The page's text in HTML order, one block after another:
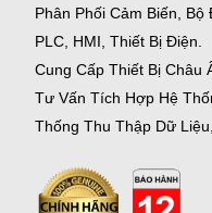
Phân Phối Cảm Biến, Bộ
PLC, HMI, Thiết Bị Điện.
Cung Cấp Thiết Bị Châu
Tư Vấn Tích Hợp Hệ
Thống Thu Thập Dữ